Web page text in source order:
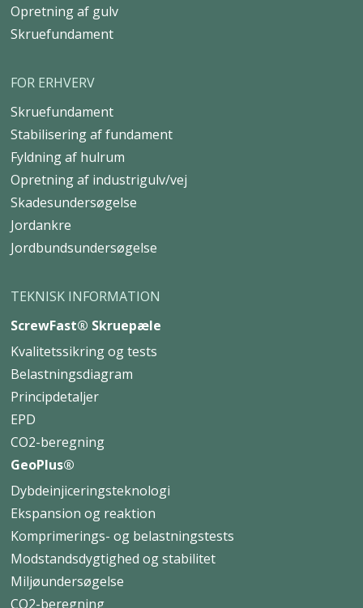
Opretning af gulv
Skruefundament
FOR ERHVERV
Skruefundament
Stabilisering af fundament
Fyldning af hulrum
Opretning af industrigulv/vej
Skadesundersøgelse
Jordankre
Jordbundsundersøgelse
TEKNISK INFORMATION
ScrewFast® Skruepæle
Kvalitetssikring og tests
Belastningsdiagram
Principdetaljer
EPD
CO2-beregning
GeoPlus®
Dybdeinjiceringsteknologi
Ekspansion og reaktion
Komprimerings- og belastningstests
Modstandsdygtighed og stabilitet
Miljøundersøgelse
CO2-beregning